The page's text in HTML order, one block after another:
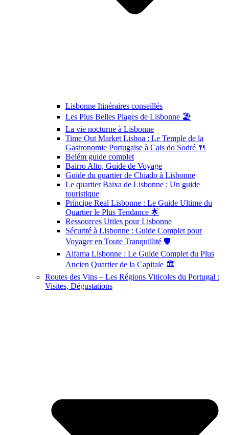
Lisbonne Itinéraires conseillés
Les Plus Belles Plages de Lisbonne 🏖️
La vie nocturne à Lisbonne
Time Out Market Lisboa : Le Temple de la
Gastronomie Portugaise à Cais do Sodré 🍴
Belém guide complet
Bairro Alto, Guide de Voyage
Guide du quartier de Chiado à Lisbonne
Le quartier Baixa de Lisbonne : Un guide
touristique
Príncipe Real Lisbonne : Le Guide Ultime du
Quartier le Plus Tendance 🌟
Ressources Utiles pour Lisbonne
Sécurité à Lisbonne : Guide Complet pour
Voyager en Toute Tranquillité 🛡️
Alfama Lisbonne : Le Guide Complet du Plus
Ancien Quartier de la Capitale 🏛️
Routes des Vins – Les Régions Viticoles du Portugal :
Visites, Dégustations